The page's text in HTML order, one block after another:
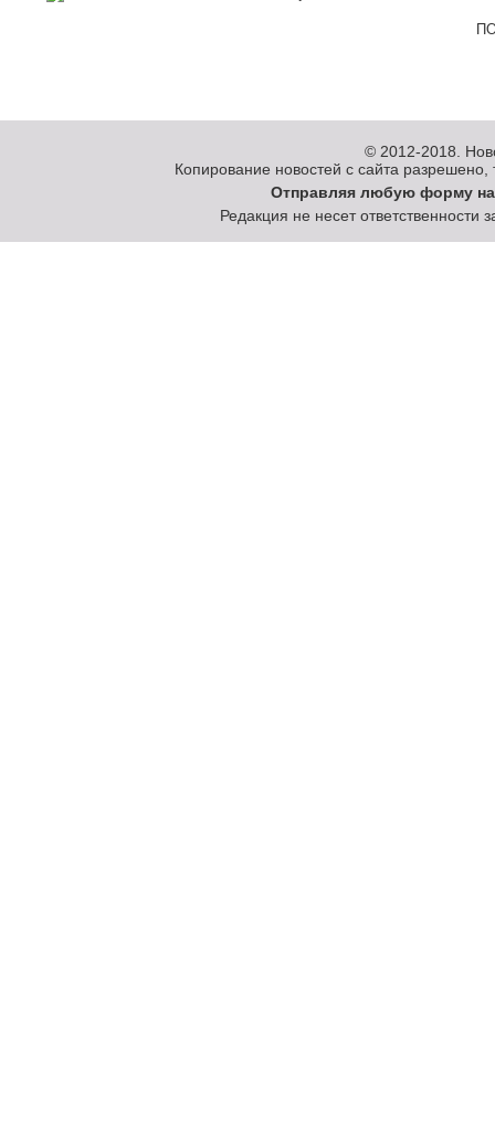
© 2012-2018.
Копирование новостей с сайта разрешено,
Отправляя любую форму на
Редакция не несет